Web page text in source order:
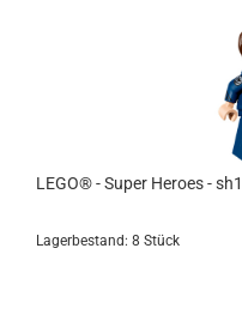
LEGO® - Super Heroes -
Lagerbestand: 8 Stück